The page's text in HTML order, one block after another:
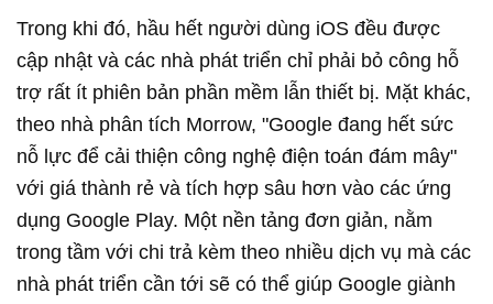
Trong khi đó, hầu hết người dùng iOS đều được
cập nhật và các nhà phát triển chỉ phải bỏ công hỗ
trợ rất ít phiên bản phần mềm lẫn thiết bị. Mặt khác,
theo nhà phân tích Morrow, "Google đang hết sức
nỗ lực để cải thiện công nghệ điện toán đám mây"
với giá thành rẻ và tích hợp sâu hơn vào các ứng
dụng Google Play. Một nền tảng đơn giản, nằm
trong tầm với chi trả kèm theo nhiều dịch vụ mà các
nhà phát triển cần tới sẽ có thể giúp Google giành